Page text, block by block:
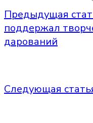
Предыдущая
поддержал
дарований
Следующая